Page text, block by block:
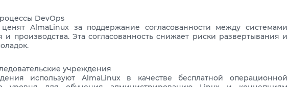
DevOps
AlmaLinux за поддержание согласованности между системами
и производства. Эта согласованность снижает риски развертывания и
учреждения
используют AlmaLinux в качестве бесплатной операционной